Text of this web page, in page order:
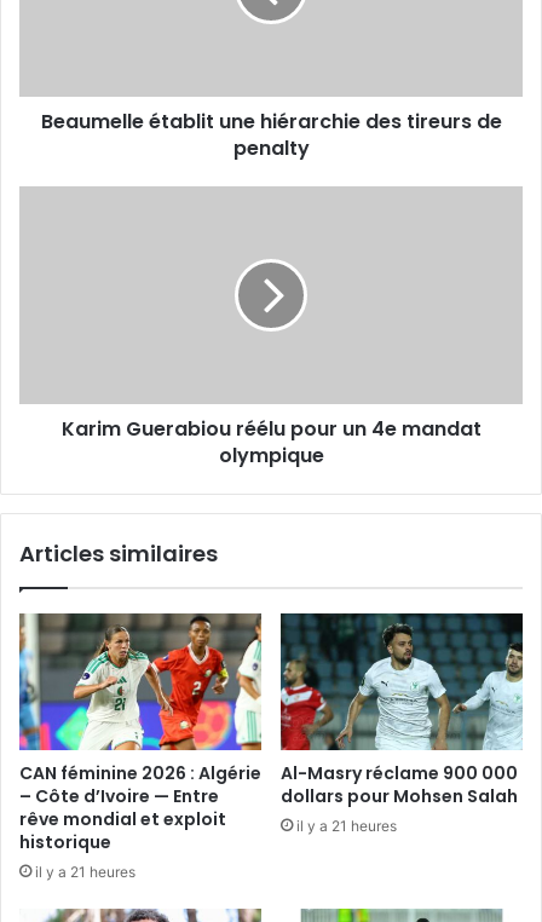
Beaumelle établit une hiérarchie des tireurs de
penalty
Karim Guerabiou réélu pour un 4e mandat
olympique
Articles similaires
CAN féminine 2026 : Algérie
– Côte d’Ivoire — Entre
rêve mondial et exploit
historique
il y a 21 heures
Al-Masry réclame 900 000
dollars pour Mohsen Salah
il y a 21 heures